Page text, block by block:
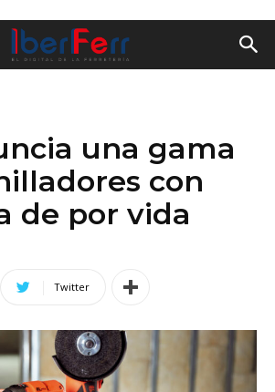
una gama
con
de por vida
Twitter